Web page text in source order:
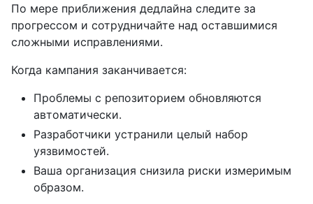
По мере приближения дедлайна следите за
прогрессом и сотрудничайте над оставшимися
сложными исправлениями.
Когда кампания заканчивается:
Проблемы с репозиторием обновляются
автоматически.
Разработчики устранили целый набор
уязвимостей.
Ваша организация снизила риски измеримым
образом.